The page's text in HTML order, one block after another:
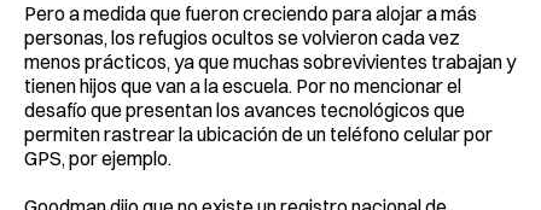
Pero a medida que fueron creciendo para alojar a más
personas, los refugios ocultos se volvieron cada vez
menos prácticos, ya que muchas sobrevivientes trabajan y
tienen hijos que van a la escuela. Por no mencionar el
desafío que presentan los avances tecnológicos que
permiten rastrear la ubicación de un teléfono celular por
GPS, por ejemplo.